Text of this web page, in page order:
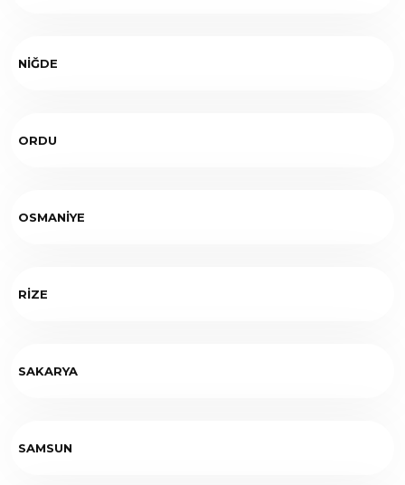
NİĞDE
ORDU
OSMANİYE
RİZE
SAKARYA
SAMSUN